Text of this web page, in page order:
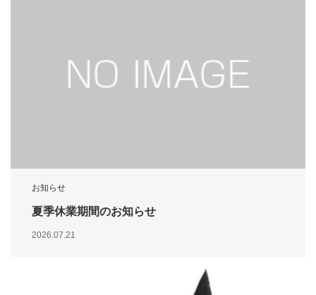
お知らせ
夏季休業期間のお知らせ
2026.07.21